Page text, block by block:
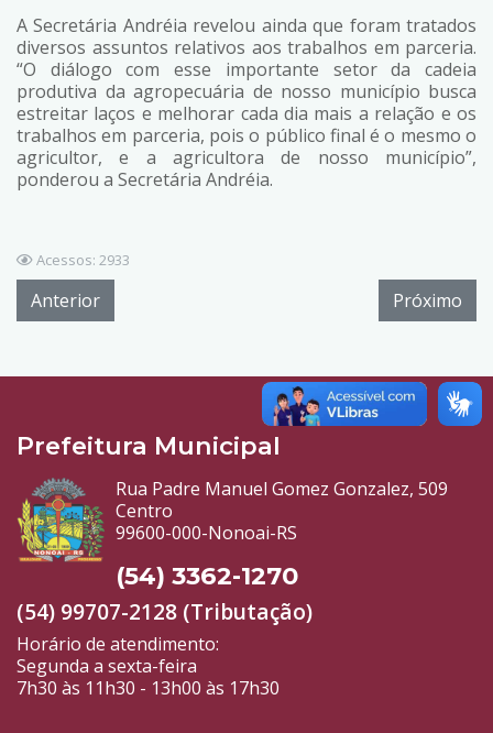
A Secretária Andréia revelou ainda que foram tratados
diversos assuntos relativos aos trabalhos em parceria.
“O diálogo com esse importante setor da cadeia
produtiva da agropecuária de nosso município busca
estreitar laços e melhorar cada dia mais a relação e os
trabalhos em parceria, pois o público final é o mesmo o
agricultor, e a agricultora de nosso município”,
ponderou a Secretária Andréia.
Acessos: 2933
Anterior Próximo
Prefeitura Municipal
Rua Padre Manuel Gomez Gonzalez, 509
Centro
99600-000-Nonoai-RS
(54) 3362-1270
(54) 99707-2128 (Tributação)
Horário de atendimento:
Segunda a sexta-feira
7h30 às 11h30 - 13h00 às 17h30